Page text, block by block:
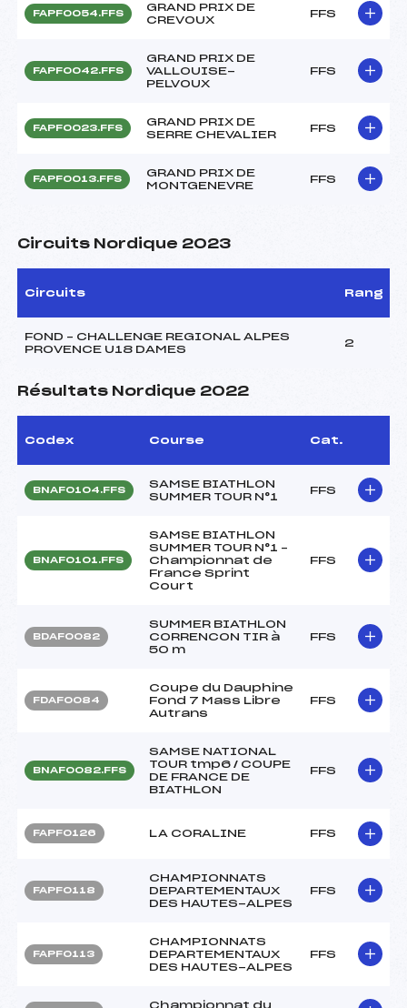
FAPF0054.FFS
GRAND PRIX DE
CREVOUX
FFS
FAPF0042.FFS
GRAND PRIX DE
VALLOUISE-
PELVOUX
FFS
FAPF0023.FFS
GRAND PRIX DE
SERRE CHEVALIER
FFS
FAPF0013.FFS
GRAND PRIX DE
MONTGENEVRE
FFS
Circuits Nordique 2023
Circuits Rang
FOND – CHALLENGE REGIONAL ALPES
PROVENCE U18 DAMES
2
Résultats Nordique 2022
Codex Course Cat.
BNAF0104.FFS
SAMSE BIATHLON
SUMMER TOUR N°1
FFS
BNAF0101.FFS
SAMSE BIATHLON
SUMMER TOUR N°1 –
Championnat de
France Sprint
Court
FFS
BDAF0082
SUMMER BIATHLON
CORRENCON TIR à
50 m
FFS
FDAF0084
Coupe du Dauphine
Fond 7 Mass Libre
Autrans
FFS
BNAF0082.FFS
SAMSE NATIONAL
TOUR tmp6 / COUPE
DE FRANCE DE
BIATHLON
FFS
FAPF0126 LA CORALINE FFS
FAPF0118
CHAMPIONNATS
DEPARTEMENTAUX
DES HAUTES-ALPES
FFS
FAPF0113
CHAMPIONNATS
DEPARTEMENTAUX
DES HAUTES-ALPES
FFS
Championnat du